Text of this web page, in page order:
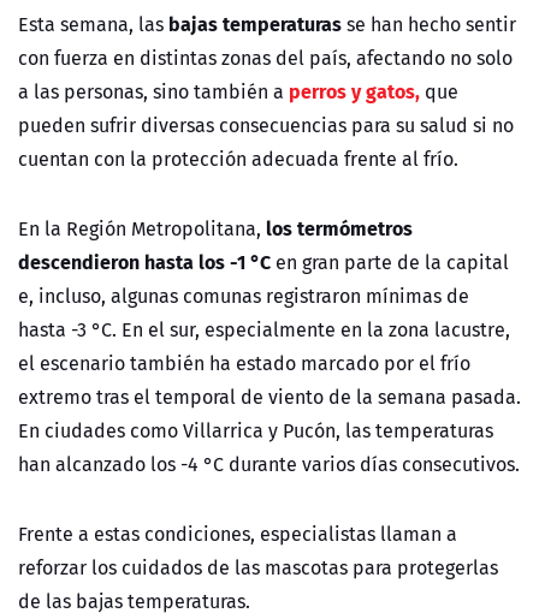
Esta semana, las bajas temperaturasse han hecho sentir
con fuerza en distintas zonas del país, afectando no solo
a las personas, sino también a perros y gatos, que
pueden sufrir diversas consecuencias para su salud si no
cuentan con la protección adecuada frente al frío.
En la Región Metropolitana, los termómetros
descendieron hasta los -1 °C en gran parte de la capital
e, incluso, algunas comunas registraron mínimas de
hasta -3 °C. En el sur, especialmente en la zona lacustre,
el escenario también ha estado marcado por el frío
extremo tras el temporal de viento de la semana pasada.
En ciudades como Villarrica y Pucón, las temperaturas
han alcanzado los -4 °C durante varios días consecutivos.
Frente a estas condiciones, especialistas llaman a
reforzar los cuidados de las mascotas para protegerlas
de las bajas temperaturas.